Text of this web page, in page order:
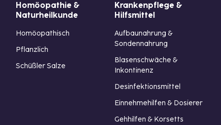
Homöopathie &
Naturheilkunde
Homöopathisch
Pflanzlich
Schüßler Salze
Krankenpflege &
Hilfsmittel
Aufbaunahrung &
Sondennahrung
Blasenschwäche &
Inkontinenz
Desinfektionsmittel
Einnehmehilfen & Dosierer
Gehhilfen & Korsetts